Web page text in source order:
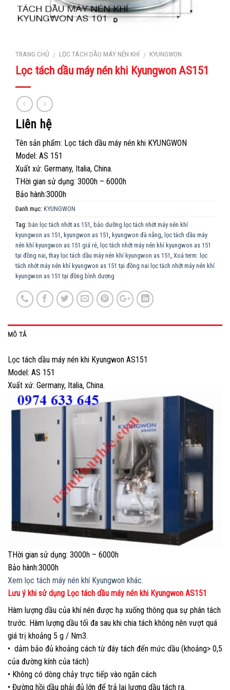
TRANG CHỦ / LỌC TÁCH DẦU MÁY NÉN KHÍ / KYUNGWON
Lọc tách dầu máy nén khi Kyungwon AS151
Liên hệ
Tên sản phẩm: Lọc tách dầu máy nén khi KYUNGWON
Model: AS 151
Xuất xứ: Germany, Italia, China.
THời gian sử dụng: 3000h – 6000h
Bảo hành:3000h
Danh mục: KYUNGWON
Tag: bán lọc tách nhớt as 151
bảo dưỡng lọc tách nhớt máy nén khí
kyungwon as 151
kyungwon as 151 kyungwon đà nẵng
lọc tách dầu máy
nén khí kyungwon as 151 giá rẻ lọc tách nhớt máy nén khí kyungwon as 151
tại đồng nai ,thay lọc tách dầu máy nén khí kyungwon as 151 Xoá term: lọc
tách nhớt máy nén khí kyungwon as 151 tại đồng nai lọc tách nhớt máy nén khí
kyungwon as 151 tại đồng bình dương
MÔ TẢ
Lọc tách dầu máy nén khi Kyungwon AS151
Model: AS 151
Xuất xứ: Germany, Italia, China.
THời gian sử dụng: 3000h – 6000h
Bảo hành:3000h
Xem lọc tách máy nén khí Kyungwon khác.
Lưu ý khi sử dụng Lọc tách dầu máy nén khi Kyungwon AS151
Hàm lượng dầu của khí nén được hạ xuống thông qua sự phân tách
trước. Hàm lượng dầu tối đa sau khi chia tách không nên vượt quá
giá trị khoảng 5 g / Nm3.
• dảm bảo đủ khoảng cách từ đáy tách đến mức dầu (khoảng> 0,5
của đường kính của tách)
• Không có dòng chảy trực tiếp vào ngăn cách
• Đường hồi dầu phải đủ lớn để trả lại lượng dầu tách ra.